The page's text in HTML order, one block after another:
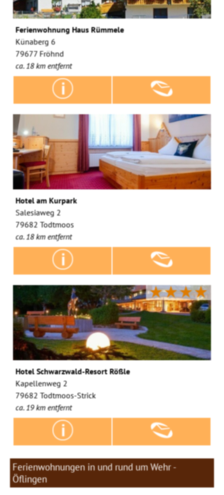
Ferienwohnung Haus Rümmele
Künaberg 6
79677 Fröhnd
ca. 18 km entfernt
Hotel am Kurpark
Salesiaweg 2
79682 Todtmoos
ca. 18 km entfernt
★★★★
Hotel Schwarzwald-Resort Rößle
Kapellenweg 2
79682 Todtmoos-Strick
ca. 19 km entfernt
Ferienwohnungen in und rund um Wehr -
Öflingen